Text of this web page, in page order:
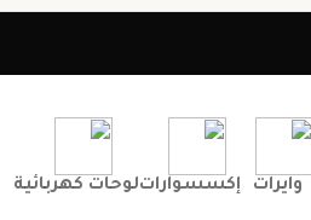
وايرات إكسسواراتلوحات كهربائية